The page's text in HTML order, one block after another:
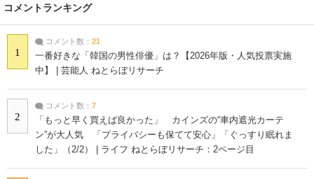
コメントランキング
1
コメント数： 21
一番好きな「韓国の男性俳優」は？【2026年版・人気投票実施
中】 | 芸能人 ねとらぼリサーチ
2
コメント数： 7
「もっと早く買えば良かった」 カインズの“車内遮光カーテ
ン”が大人気 「プライバシーも保てて安心」「ぐっすり眠れま
した」（2/2） | ライフ ねとらぼリサーチ：2ページ目